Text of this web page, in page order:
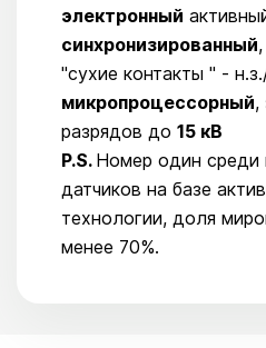
электронный
синхронизированный,
"сухие контакты " -
микропроцессорный,
разрядов до 15 кВ
P.S. Номер один среди
датчиков на базе
технологии, доля
менее 70%.